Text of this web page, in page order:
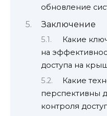
обновление
Заключение
Какие
на
доступа на
Какие
перспективны
контроля